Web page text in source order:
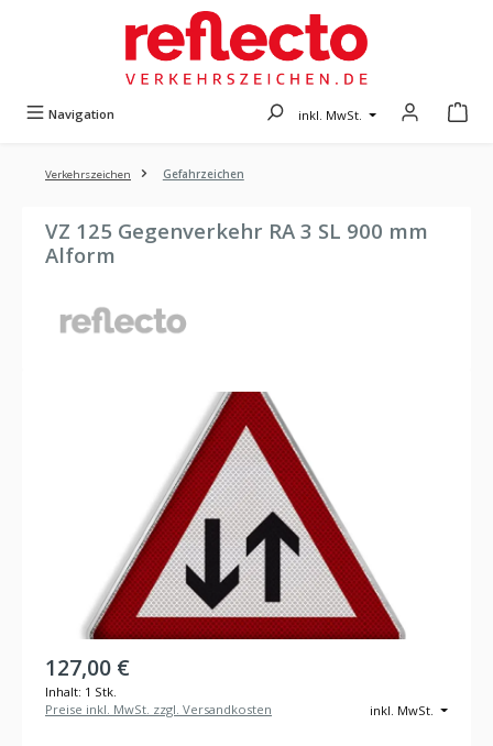
Navigation inkl. MwSt.
Verkehrszeichen Gefahrzeichen
VZ 125 Gegenverkehr RA 3 SL 900 mm
Alform
127,00 €
Inhalt: 1 Stk.
inkl. MwSt.
Preise inkl. MwSt. zzgl. Versandkosten